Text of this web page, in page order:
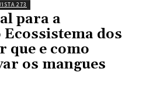
273
para a
dos
que e como
os mangues